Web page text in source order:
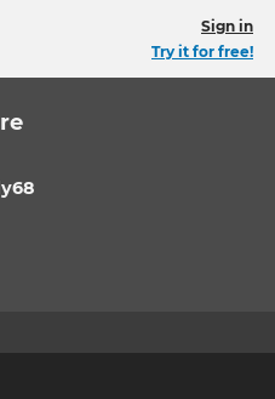
Sign in
Try it for free!